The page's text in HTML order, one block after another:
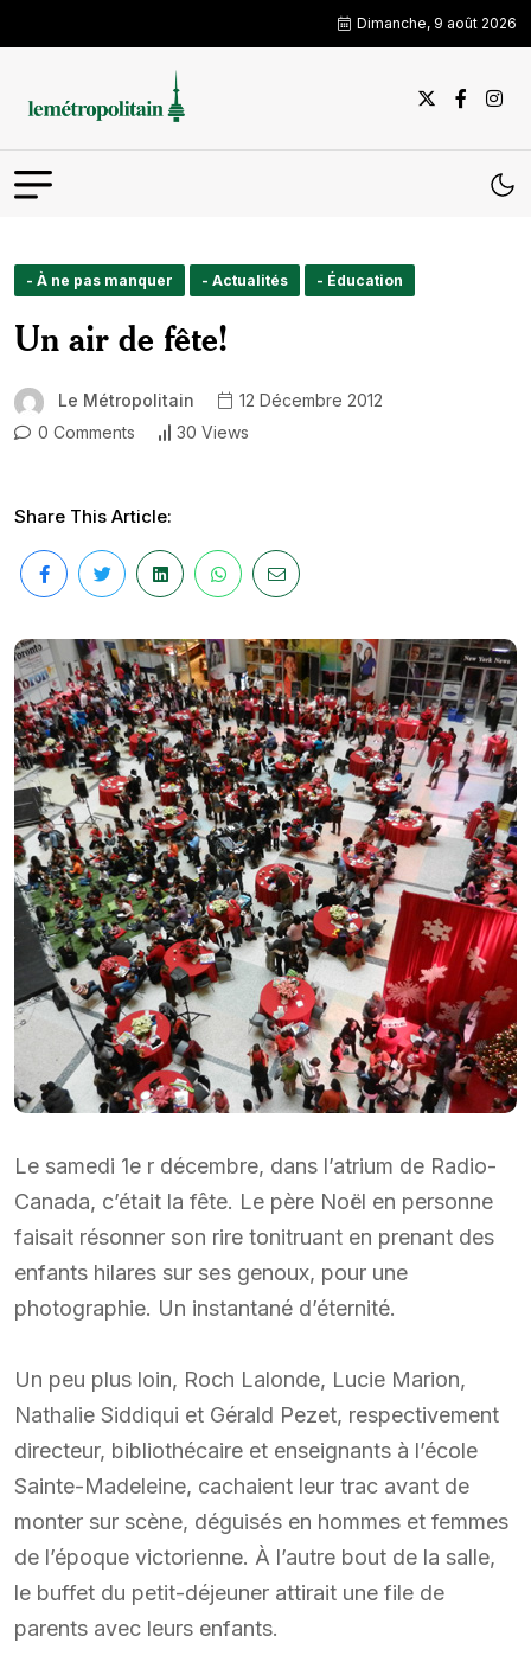
Dimanche, 9 août 2026
- À ne pas manquer - Actualités - Éducation
Un air de fête!
Le Métropolitain
12 Décembre 2012
0 Comments
30 Views
Share This Article:
Le samedi 1e r décembre, dans l’atrium de Radio-
Canada, c’était la fête. Le père Noël en personne
faisait résonner son rire tonitruant en prenant des
enfants hilares sur ses genoux, pour une
photographie. Un instantané d’éternité.
Un peu plus loin, Roch Lalonde, Lucie Marion,
Nathalie Siddiqui et Gérald Pezet, respectivement
directeur, bibliothécaire et enseignants à l’école
Sainte-Madeleine, cachaient leur trac avant de
monter sur scène, déguisés en hommes et femmes
de l’époque victorienne. À l’autre bout de la salle,
le buffet du petit-déjeuner attirait une file de
parents avec leurs enfants.